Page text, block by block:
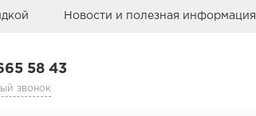
Новости и полезная информация
58 43
звонок